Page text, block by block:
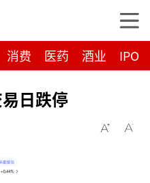
消费 医药 酒业 IPO
日跌停